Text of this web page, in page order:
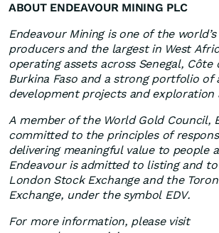
ABOUT ENDEAVOUR MINING PLC
Endeavour Mining is one of the
producers and the largest in West
operating assets across Senegal, Côte
Burkina Faso and a strong portfolio of
development projects and exploration
A member of the World Gold Council,
committed to the principles of
delivering meaningful value to people
Endeavour is admitted to listing and
London Stock Exchange and the
Exchange, under the symbol EDV.
For more information, please visit